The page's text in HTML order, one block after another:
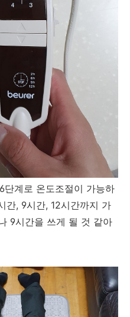
단계로 온도조절이 가능하
간, 9시간, 12시간까지 가
9시간을 쓰게 될 것 같아